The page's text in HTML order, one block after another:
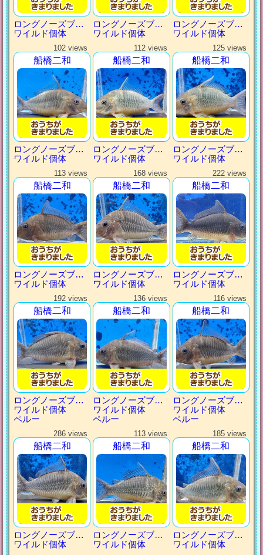
ロングノーズブロキス
ワイルド個体
ロングノーズブロキス
ワイルド個体
ロングノーズブロキス
ワイルド個体
102 views
船橋二和
ロングノーズブロキス
ワイルド個体
112 views
船橋二和
ロングノーズブロキス
ワイルド個体
125 views
船橋二和
ロングノーズブロキス
ワイルド個体
113 views
船橋二和
ロングノーズブロキス
ワイルド個体
168 views
船橋二和
ロングノーズブロキス
ワイルド個体
222 views
船橋二和
ロングノーズブロキス
ワイルド個体
192 views
船橋二和
ロングノーズブロキス
ワイルド個体
ペルー
136 views
船橋二和
ロングノーズブロキス
ワイルド個体
ペルー
116 views
船橋二和
ロングノーズブロキス
ワイルド個体
ペルー
286 views
船橋二和
ロングノーズブロキス
ワイルド個体
113 views
船橋二和
ロングノーズブロキス
ワイルド個体
185 views
船橋二和
ロングノーズブロキス
ワイルド個体